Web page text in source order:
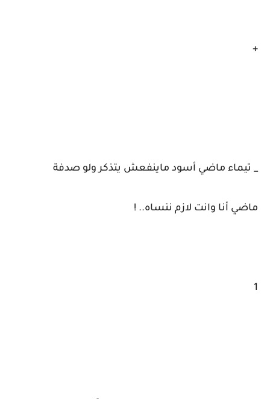
+
_ تيماء ماضي أسود ماينفعش يتذكر ولو صدفة
ماضي أنا وانت لازم ننساه.. !
1